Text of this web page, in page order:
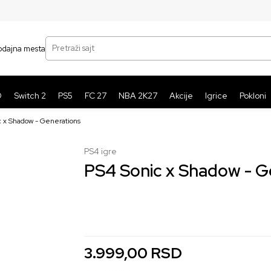
mesta Pretraži sajt
Switch 2 PS5 FC 27 NBA 2K27 Akcije Igrice Pokloni
x Shadow - Generations
PS4 igre
PS4 Sonic x Shadow -
3.999,00 RSD